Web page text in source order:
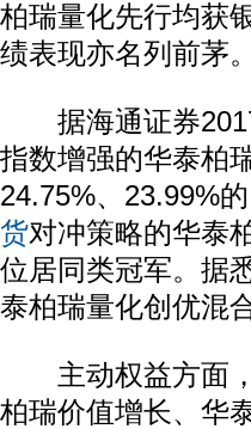
柏瑞量化先行均获
绩表现亦名列前茅。
据海通证券
指数增强的华泰柏
24.75%、23.99%
货对冲策略的华泰
位居同类冠军。据
泰柏瑞量化创优混
主动权益方面，
柏瑞价值增长、华